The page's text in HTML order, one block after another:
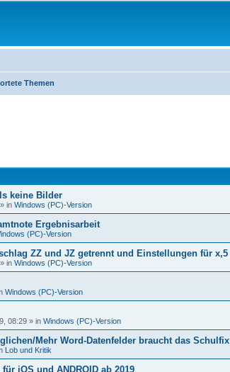
Themen
keine Bilder
» in Windows (PC)-Version
Ergebnisarbeit
(PC)-Version
ZZ und JZ getrennt und Einstellungen für x,5
» in Windows (PC)-Version
Windows (PC)-Version
08:29 » in Windows (PC)-Version
Mehr Word-Datenfelder braucht das Schulfix
Lob und Kritik
iOS und ANDROID ab 2019